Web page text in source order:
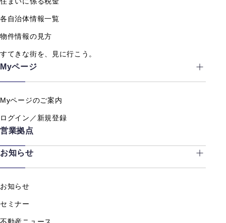
各自治体情報一覧
物件情報の見方
すてきな街を、見に行こう。
Myページ
Myページのご案内
ログイン／新規登録
営業拠点
お知らせ
お知らせ
セミナー